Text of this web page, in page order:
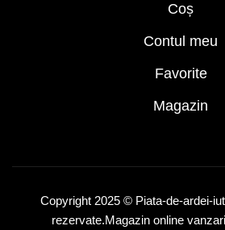
Coș
Contul meu
Favorite
Magazin
Copyright 2025 © Piata-de-ardei-
rezervate.Magazin online